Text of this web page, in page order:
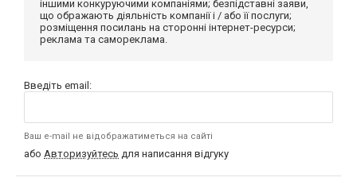
іншими конкуруючими компаніями; безпідставні заяви,
що ображають діяльність компанії і / або її послуги;
розміщення посилань на сторонні інтернет-ресурси;
реклама та самореклама.
Введіть email:
Ваш e-mail не відображатиметься на сайті
або Авторизуйтесь для написання відгуку